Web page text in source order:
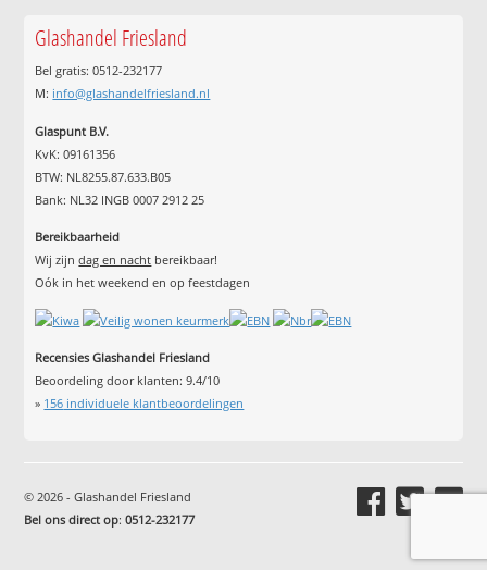
Glashandel Friesland
Bel gratis: 0512-232177
M: info@glashandelfriesland.nl
Glaspunt B.V.
KvK: 09161356
BTW: NL8255.87.633.B05
Bank: NL32 INGB 0007 2912 25
Bereikbaarheid
Wij zijndag en nacht bereikbaar!
Oók in het weekend en op feestdagen
Recensies Glashandel Friesland
Beoordeling door klanten:9.4/10
» 156 individuele klantbeoordelingen
© 2026 - Glashandel Friesland
Bel ons direct op:0512-232177